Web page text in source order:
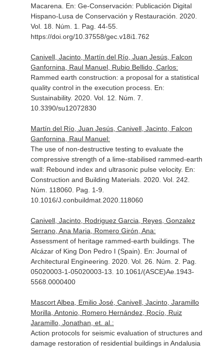
Macarena. En: Ge-Conservación: Publicación Digital
Hispano-Lusa de Conservación y Restauración . 2020.
Vol. 18. Núm. 1. Pag. 44-55.
https://doi.org/10.37558/gec.v18i1.762
Canivell, Jacinto, Martín del Río, Juan Jesús, Falcon
Ganfornina, Raul Manuel, Rubio Bellido, Carlos:
Rammed earth construction: a proposal for a statistical
quality control in the execution process. En:
Sustainability. 2020. Vol. 12. Núm. 7.
10.3390/su12072830
Martín del Río, Juan Jesús, Canivell, Jacinto, Falcon
Ganfornina, Raul Manuel:
The use of non-destructive testing to evaluate the
compressive strength of a lime-stabilised rammed-earth
wall: Rebound index and ultrasonic pulse velocity. En:
Construction and Building Materials. 2020. Vol. 242.
Núm. 118060. Pag. 1-9.
10.1016/J.conbuildmat.2020.118060
Canivell, Jacinto, Rodriguez Garcia, Reyes, Gonzalez
Serrano, Ana Maria, Romero Girón, Ana:
Assessment of heritage rammed-earth buildings. The
Alcázar of King Don Pedro I (Spain). En: Journal of
Architectural Engineering . 2020. Vol. 26. Núm. 2. Pag.
05020003-1-05020003-13. 10.1061/(ASCE)Ae.1943-
5568.0000400
Mascort Albea, Emilio José, Canivell, Jacinto, Jaramillo
Morilla, Antonio, Romero Hernández, Rocío, Ruiz
Jaramillo, Jonathan, et. al.:
Action protocols for seismic evaluation of structures and
damage restoration of residential buildings in Andalusia